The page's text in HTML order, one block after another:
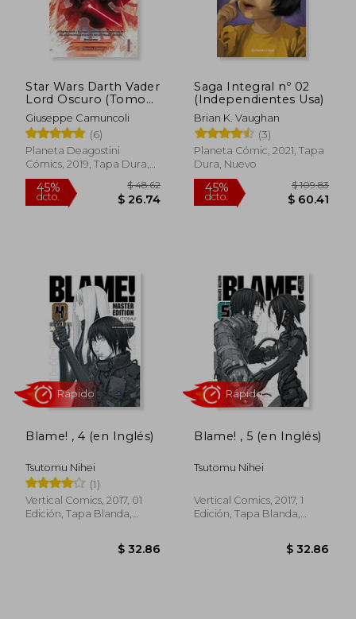
Star Wars Darth Vader
Lord Oscuro (Tomo
Recopilatorio) nº 01
Giuseppe Camuncoli
(6)
Planeta Deagostini
Cómics, 2019, Tapa Dura,
Nuevo
Saga Integral nº 02
(Independientes Usa)
Brian K. Vaughan
(3)
Planeta Cómic, 2021, Tapa
Dura, Nuevo
Blame! , 4 (en Inglés)
Tsutomu Nihei
(1)
Vertical Comics, 2017, 01
Edición, Tapa Blanda,
Blame! , 5 (en Inglés)
Tsutomu Nihei
Vertical Comics, 2017, 1
Edición, Tapa Blanda,